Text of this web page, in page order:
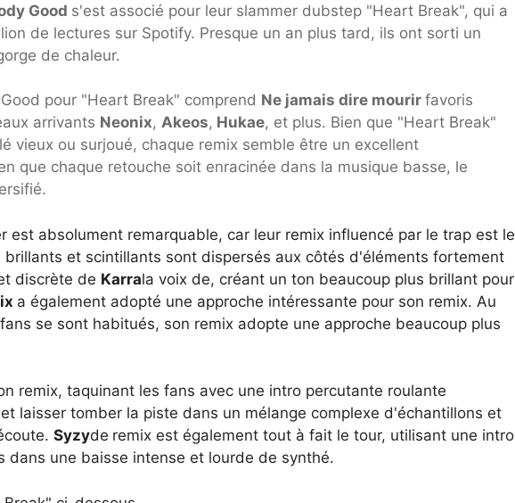
Good s'est associé pour leur slammer dubstep "Heart Break", qui a
de lectures sur Spotify. Presque un an plus tard, ils ont sorti un
de chaleur.
pour "Heart Break" comprend Ne jamais dire mourir favoris
arrivants Neonix, Akeos, Hukae, et plus. Bien que "Heart Break"
vieux ou surjoué, chaque remix semble être un excellent
que chaque retouche soit enracinée dans la musique basse, le
est absolument remarquable, car leur remix influencé par le trap est le
brillants et scintillants sont dispersés aux côtés d'éléments fortement
discrète de Karrala voix de, créant un ton beaucoup plus brillant pour
a également adopté une approche intéressante pour son remix. Au
se sont habitués, son remix adopte une approche beaucoup plus
remix, taquinant les fans avec une intro percutante roulante
laisser tomber la piste dans un mélange complexe d'échantillons et
Syzyde remix est également tout à fait le tour, utilisant une intro
dans une baisse intense et lourde de synthé.